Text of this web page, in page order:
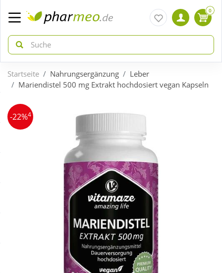
zurück
ÜBERSICHT AKTIONEN
zurück
ÜBERSICHT KATEGORIEN
Körperpflege & Kosmetik
0
Startseite Nahrungsergänzung
Leber
Mariendistel 500 mg Extrakt hochdosiert vegan Kapseln
-22%4